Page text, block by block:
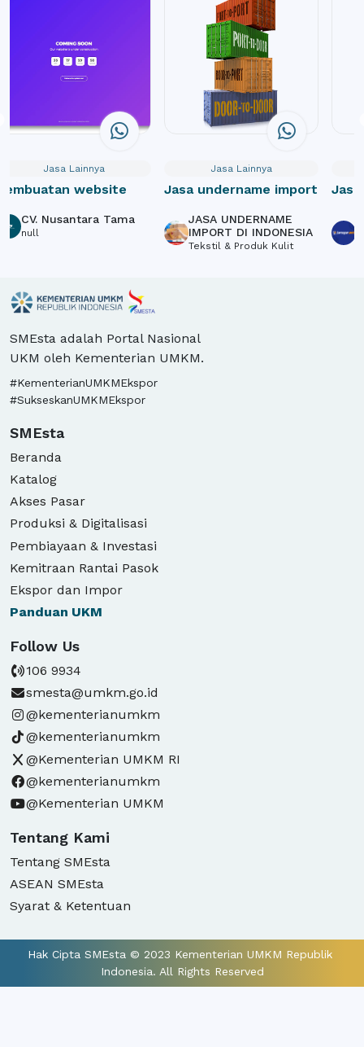
Jasa Lainnya
website
CV. Nusantara Tama
null
Jasa Lainnya
Jasa undername import
JASA UNDERNAME
IMPORT DI INDONESIA
Tekstil & Produk Kulit
SMEsta adalah Portal Nasional
UKM oleh Kementerian UMKM.
#KementerianUMKMEkspor
#SukseskanUMKMEkspor
SMEsta
Beranda
Katalog
Akses Pasar
Produksi & Digitalisasi
Pembiayaan & Investasi
Kemitraan Rantai Pasok
Ekspor dan Impor
Panduan UKM
Follow Us
106 9934
smesta@umkm.go.id
@kementerianumkm
@kementerianumkm
@Kementerian UMKM RI
@kementerianumkm
@Kementerian UMKM
Tentang Kami
Tentang SMEsta
ASEAN SMEsta
Syarat & Ketentuan
Hak Cipta SMEsta © 2023 Kementerian UMKM Republik
Indonesia. All Rights Reserved